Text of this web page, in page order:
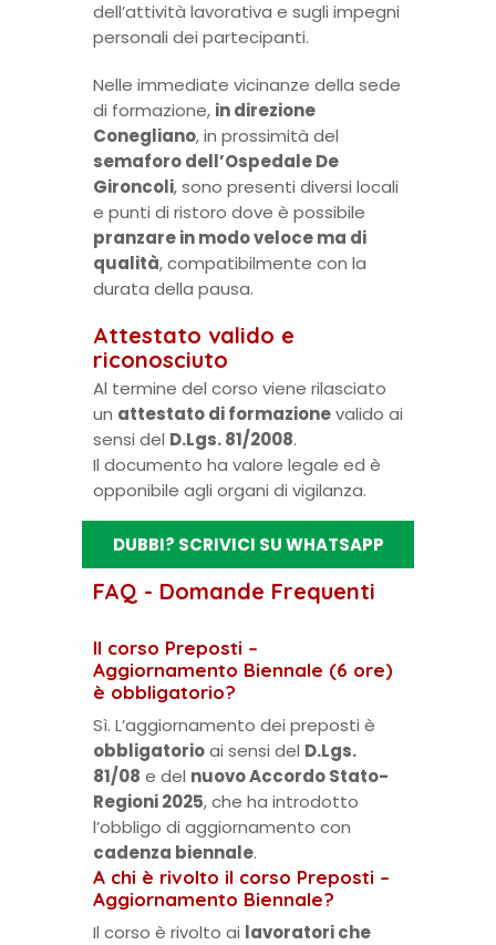
dell’attività lavorativa e sugli impegni
personali dei partecipanti.
Nelle immediate vicinanze della sede
di formazione, in direzione
Conegliano, in prossimità del
semaforo dell’Ospedale De
Gironcoli, sono presenti diversi locali
e punti di ristoro dove è possibile
pranzare in modo veloce ma di
qualità, compatibilmente con la
durata della pausa.
Attestato valido e
riconosciuto
Al termine del corso viene rilasciato
un attestato di formazionevalido ai
sensi del D.Lgs. 81/2008.
Il documento ha valore legale ed è
opponibile agli organi di vigilanza.
DUBBI? SCRIVICI SU WHATSAPP
FAQ - Domande Frequenti
Il corso Preposti –
Aggiornamento Biennale (6 ore)
è obbligatorio?
Sì. L’aggiornamento dei preposti è
obbligatorioai sensi del D.Lgs.
81/08 e del nuovo Accordo Stato-
Regioni 2025, che ha introdotto
l’obbligo di aggiornamento con
cadenza biennale.
A chi è rivolto il corso Preposti –
Aggiornamento Biennale?
Il corso è rivolto ai lavoratori che